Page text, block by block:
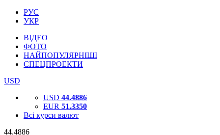
РУС
УКР
ВІДЕО
ФОТО
НАЙПОПУЛЯРНІШІ
СПЕЦПРОЕКТИ
USD
USD 44.4886
EUR 51.3350
Всі курси валют
44.4886